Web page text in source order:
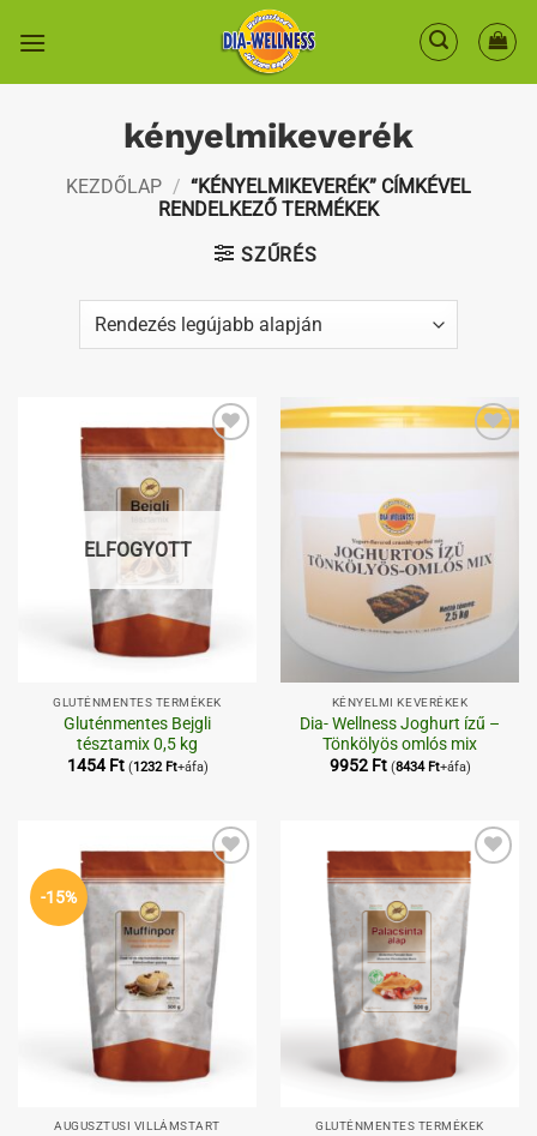
kényelmikeverék
KEZDŐLAP / “KÉNYELMIKEVERÉK” CÍMKÉVEL
RENDELKEZŐ TERMÉKEK
SZŰRÉS
Kedvenceimhez
ELFOGYOTT
GLUTÉNMENTES TERMÉKEK
Gluténmentes Bejgli
tésztamix 0,5 kg
1454Ft (1232 Ft+áfa)
Kedvenceimhez
KÉNYELMI KEVERÉKEK
Dia- Wellness Joghurt ízű –
Tönkölyös omlós mix
9952 Ft (8434 Ft+áfa)
-15%
Kedvenceimhez
AUGUSZTUSI VILLÁMSTART
Kedvenceimhez
GLUTÉNMENTES TERMÉKEK